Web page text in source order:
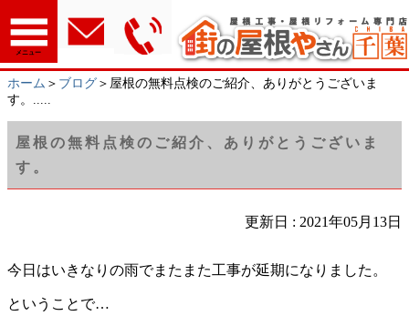
メニュー
ホーム ＞ ブログ ＞屋根の無料点検のご紹介、ありがとうございま
す。.....
屋根の無料点検のご紹介、ありがとうございま
す。
更新日 : 2021年05月13日
今日はいきなりの雨でまたまた工事が延期になりました。
ということで…